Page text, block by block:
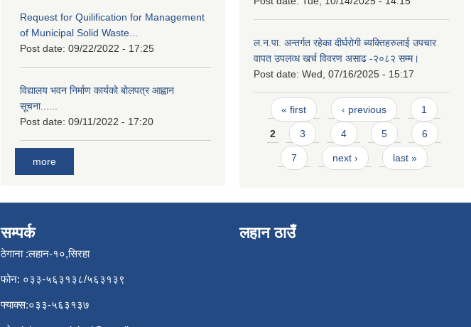
Request for Quilification for Management
of Municipal Solid Waste...
Post date: 09/22/2022 - 17:25
विद्यालय भवन निर्माण कार्यको बोलपत्र आह्वान
सूचना......
Post date: 09/11/2022 - 17:20
more
ल.न.पा. अन्तर्गत रहेका दीर्घरोगी ब्यक्तिहरुलाई उपचार
वापत उपलव्ध खर्च विवरण असाढ -२०८२ सम्म।
Post date: Wed, 07/16/2025 - 15:17
Pages
« first ‹ previous 1
2 3 4 5 6
7 next › last »
सम्पर्क
ठेगाना :लहान-१०,सिरहा
फोन: ०३३-५६३१३८/५६३१३९
फ्याक्स:०३३-५६३१३७
लहान ठाउँ